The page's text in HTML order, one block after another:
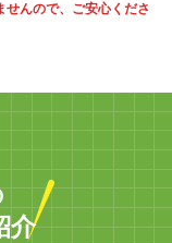
せんので、ご安心くださ
介